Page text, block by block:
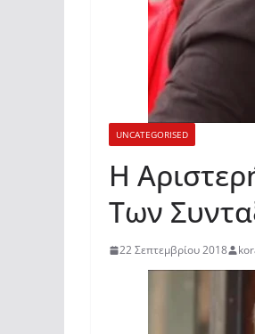
UNCATEGORISED
Η
Των
22 Σεπτεμβρίου 2018